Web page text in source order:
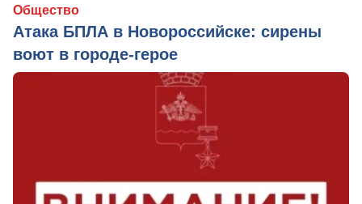
Общество
Атака БПЛА в Новороссийске: сирены
воют в городе-герое